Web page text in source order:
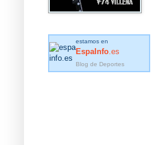
estamos en
EspaInfo .es
Blog de Deportes